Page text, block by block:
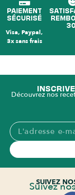
PAIEMENT
SÉCURISÉ
Visa, Paypal,
3x sans frais
Découvrez nos
SUIVEZ
Suivez